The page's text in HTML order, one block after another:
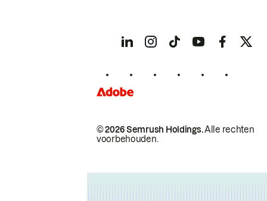
© 2026 Semrush Holdings.Alle rechten
voorbehouden.